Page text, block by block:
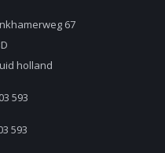
67
holland
593
593